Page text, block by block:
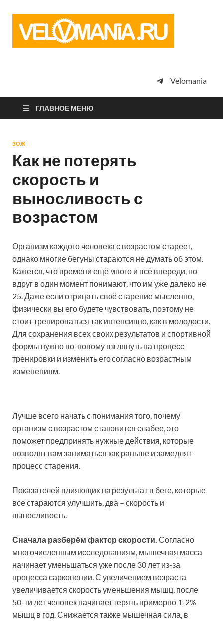
просто
Velomania
ГЛАВНОЕ МЕНЮ
ЗОЖ
Как не потерять
скорость и
выносливость с
возрастом
Организм каждого человека с возрастом стареет,
однако многие бегуны стараются не думать об этом.
Кажется, что времени ещё много и всё впереди, но
вдруг в один момент понимают, что им уже далеко не
25. Даже если отрицать своё старение мысленно,
физически вы его будете чувствовать, поэтому не
стоит тренироваться так интенсивно, как в молодости.
Для сохранения всех своих результатов и спортивной
формы нужно по-новому взглянуть на процесс
тренировки и изменить его согласно возрастным
изменениям.
Лучше всего начать с понимания того, почему
организм с возрастом становится слабее, это
поможет предпринять нужные действия, которые
позволят вам заниматься как раньше и замедлят
процесс старения.
Показателей влияющих на результат в беге, которые
все стараются улучшить, два – скорость и
выносливость.
Сначала разберём фактор скорости. Согласно
многочисленным исследованиям, мышечная масса
начинает уменьшаться уже после 30 лет из-за
процесса саркопении. С увеличением возраста
увеличивается скорость уменьшения мышц, после
50-ти лет человек начинает терять примерно 1-2%
мышц в год. Снижается также мышечная сила, в